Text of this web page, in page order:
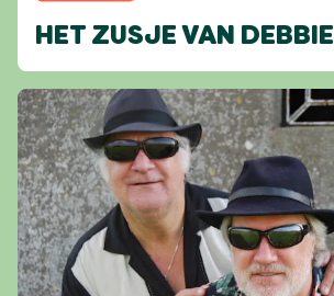
HET ZUSJE VAN DEBBIE